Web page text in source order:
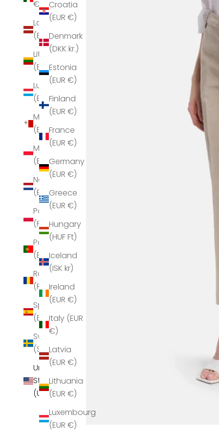
€)
Latvia
(EUR €)
Lithuania
(EUR €)
Luxembourg
(EUR €)
Malta
(EUR €)
Monaco
(EUR €)
Netherlands
(EUR €)
Poland
(PLN zł)
Portugal
(EUR €)
Romania
(RON Lei)
Spain
(EUR €)
Sweden
(SEK kr)
United
States
(USD $)
Croatia
(EUR €)
Denmark
(DKK kr.)
Estonia
(EUR €)
Finland
(EUR €)
France
(EUR €)
Germany
(EUR €)
Greece
(EUR €)
Hungary
(HUF Ft)
Iceland
(ISK kr)
Ireland
(EUR €)
Italy (EUR
€)
Latvia
(EUR €)
Lithuania
(EUR €)
Luxembourg
(EUR €)